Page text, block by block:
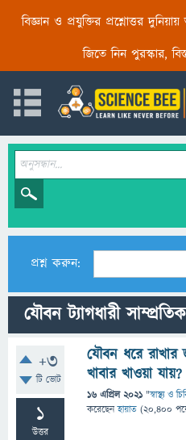
বিজ্ঞান ও প্রযুক্তির প্রশ্নোত্তর
জিতে নিন পুরস্কার,
প্রশ্ন করুন:
যৌবন ট্যাগধারী
+3
টি ভোট
1
উত্তর
যৌবন ধরে
খাবার খাওয়া যায়?
16 এপ্রিল 2021 "স্বাস্থ্য ও
করেছেনহায়াত (20,400